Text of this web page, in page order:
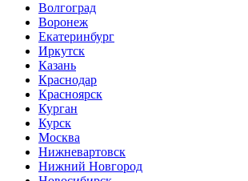
Волгоград
Воронеж
Екатеринбург
Иркутск
Казань
Краснодар
Красноярск
Курган
Курск
Москва
Нижневартовск
Нижний Новгород